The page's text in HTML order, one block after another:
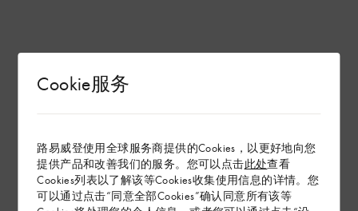
Cookie服务
路易威登使用全球服务商提供的Cookies，以更好地向您
提供产品和改善我们的服务。您可以点击此处查看
Cookies列表以了解该等Cookies收集使用信息的详情。您
可以通过点击“同意全部Cookies”确认同意所有该等